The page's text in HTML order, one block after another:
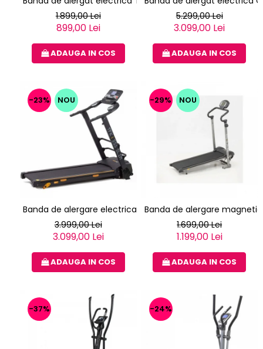
1.899,00 Lei
899,00 Lei
ADAUGA IN COS
5.299,00 Lei
3.099,00 Lei
ADAUGA IN COS
-23% NOU
Banda de alergare electrica EVERFIT TFK 355 SLIM
3.999,00 Lei
3.099,00 Lei
ADAUGA IN COS
-29% NOU
Banda de alergare magnetica
1.699,00 Lei
1.199,00 Lei
ADAUGA IN COS
-37% -24%